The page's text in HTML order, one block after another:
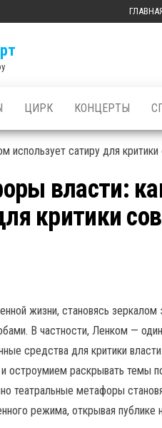
ЦИРК КОНЦЕРТЫ
власти:
критики
жизни, становясь
В частности, Ленком —
средства для критики
остроумием раскрывать темы
театральные метафоры
режима, открывая публике